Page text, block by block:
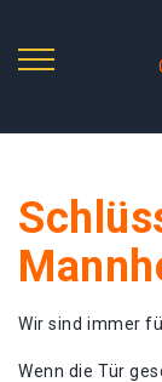
Wir sind immer
Wenn die Tür